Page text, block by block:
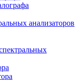
анализаторов